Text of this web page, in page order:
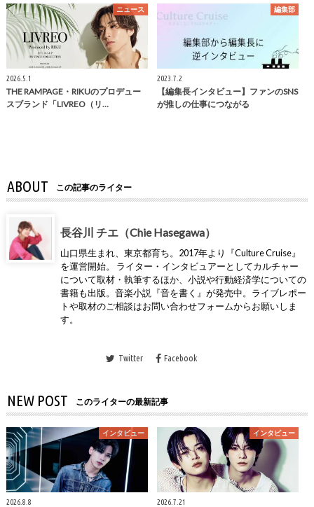
ニュース
2026.5.1
THE RAMPAGE・RIKUのプロデュー
スブランド「LIVREO（リ…
編集部
2023.7.2
【編集長インタビュー】ファンのSNS
が推しの仕事につながる
ABOUT この記事のライター
長谷川 チエ（Chie Hasegawa）
山口県生まれ、東京都育ち。2017年より『Culture Cruise』
を運営開始。 ライター・インタビュアーとしてカルチャー
について取材・執筆するほか、小説や行動経済学についての
書籍も出版。音楽小説『音を書く』が発売中。ライブレポー
トや取材のご相談はお問い合わせフォームからお願いしま
す。
Twitter Facebook
NEW POST このライターの最新記事
インタビュー
2026.8.8
インタビュー
2026.7.21